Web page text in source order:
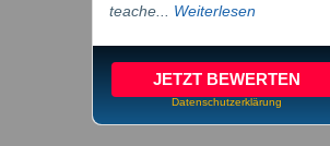
teache... Weiterlesen
JETZT BEWERTEN
Datenschutzerklärung